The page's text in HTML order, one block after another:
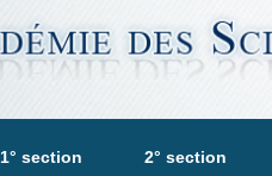
1° section 2° section